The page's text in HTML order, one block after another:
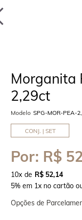
Morganita
2,29ct
Modelo SPG-MOR-PEA-
CONJ. | SET
Por: R$
10x
R$ 52,14
5% em 1x no cartão
Opções de